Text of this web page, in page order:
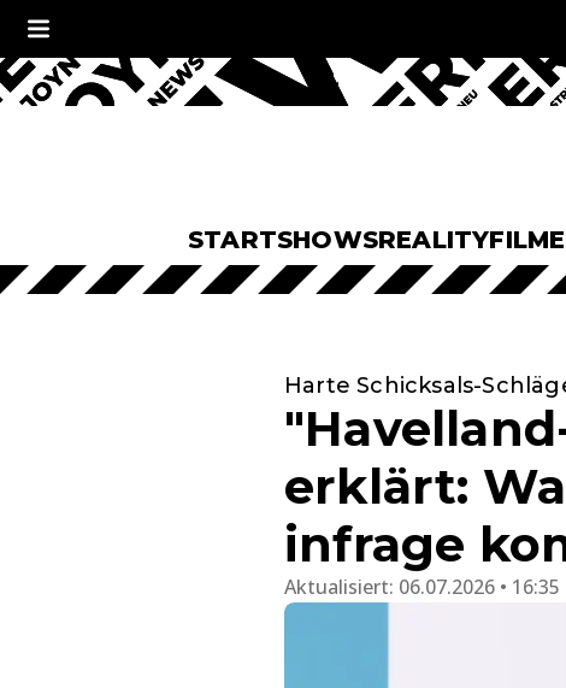
STARTSHOWSREALITYFILME
Harte Schicksals-
erklärt:
infrage
Aktualisiert: 06.07.2026 •